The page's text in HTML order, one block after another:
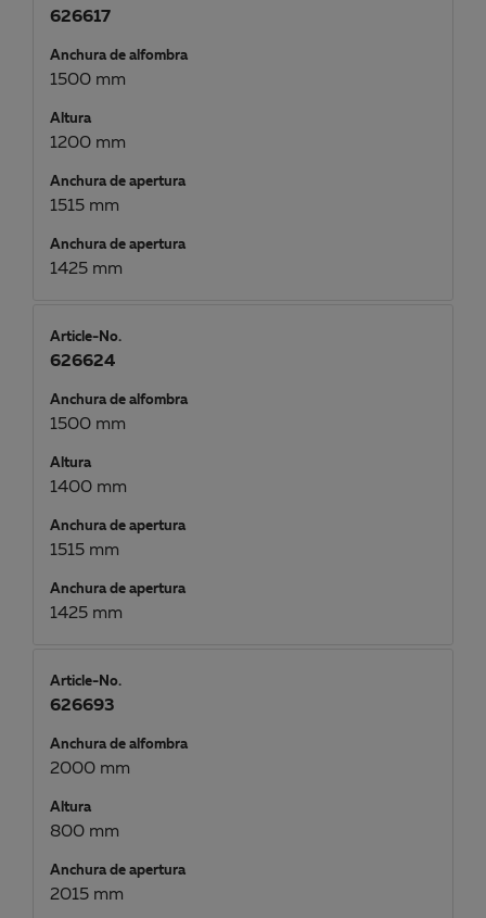
626617
Anchura de alfombra
1500 mm
Altura
1200 mm
Anchura de apertura
1515 mm
Anchura de apertura
1425 mm
Article-No.
626624
Anchura de alfombra
1500 mm
Altura
1400 mm
Anchura de apertura
1515 mm
Anchura de apertura
1425 mm
Article-No.
626693
Anchura de alfombra
2000 mm
Altura
800 mm
Anchura de apertura
2015 mm